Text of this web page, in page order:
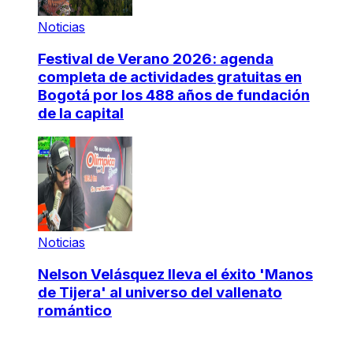
Noticias
Festival de Verano 2026: agenda
completa de actividades gratuitas en
Bogotá por los 488 años de fundación
de la capital
Noticias
Nelson Velásquez lleva el éxito 'Manos
de Tijera' al universo del vallenato
romántico